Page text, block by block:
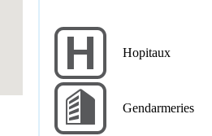
Hopitaux
Gendarmeries